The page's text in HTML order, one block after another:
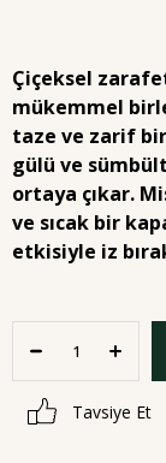
Çiçeksel
mükemmel
taze ve zarif bir
gülü ve
ortaya çıkar.
ve sıcak bir
etkisiyle iz
Tavsiye Et